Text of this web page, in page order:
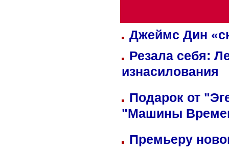
Джеймс Дин
Резала себя:
изнасилования
Подарок от
"Машины
Премьеру